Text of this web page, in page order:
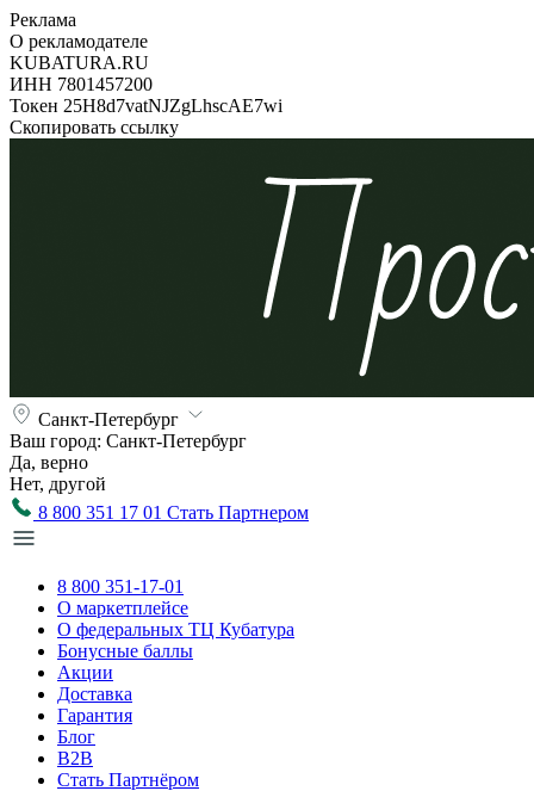
Реклама
О рекламодателе
KUBATURA.RU
ИНН 7801457200
Токен 25H8d7vatNJZgLhscAE7wi
Скопировать ссылку
Санкт-Петербург
Ваш город: Санкт-Петербург
Да, верно
Нет, другой
8 800 351 17 01 Стать Партнером
8 800 351-17-01
О маркетплейсе
О федеральных ТЦ Кубатура
Бонусные баллы
Акции
Доставка
Гарантия
Блог
B2B
Стать Партнёром